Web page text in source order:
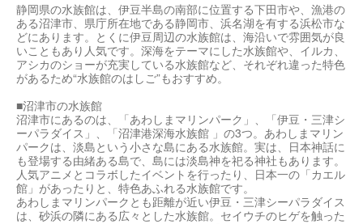
静岡県の水族館は、伊豆半島の南部に位置する下田市や、漁港の
ある沼津市、県庁所在地である静岡市、浜名湖を有する浜松市な
どにあります。とくに伊豆周辺の水族館は、海沿いで雰囲気が良
いこともあり人気です。深海をテーマにした水族館や、イルカ、
アシカのショーが充実している水族館など、それぞれ違った特色
があるため“水族館のはしご”もおすすめ。
■沼津市の水族館
沼津市にあるのは、「あわしまマリンパーク」、「伊豆・三津シ
ーパラダイス」、「沼津港深海水族館 」の3つ。あわしまマリン
パークは、淡島という小さな島にある水族館。実は、日本神話に
も登場する由緒ある島で、島には淡島神を祀る神社もあります。
人気アニメとコラボしたイベントを行ったり、日本一の「カエル
館」があったりと、特色あふれる水族館です。
あわしまマリンパークとも距離が近い伊豆・三津シーパラダイス
は、砂浜の隣にある広々とした水族館。セイウチのヒゲを触った